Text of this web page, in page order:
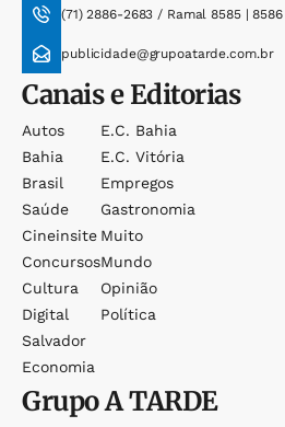
(71) 2886-2683 / Ramal 8585 | 8586
publicidade@grupoatarde.com.br
Canais e Editorias
Autos
Bahia
Brasil
Saúde
Cineinsite
Concursos
Cultura
Digital
Salvador
Economia
E.c. Bahia
E.c. Vitória
Empregos
Gastronomia
Muito
Mundo
Opinião
Política
GrupoA TARDE